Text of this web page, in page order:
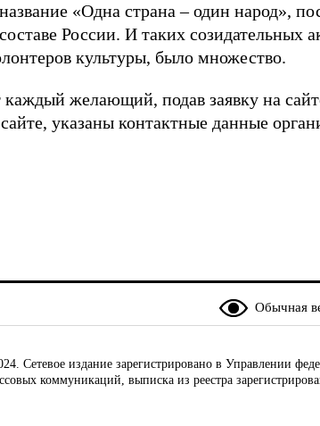
«Одна страна – один народ»,
России. И таких созидательных
культуры, было множество.
желающий, подав заявку на
указаны контактные данные
Обычная
издание зарегистрировано в Управлении
коммуникаций, выписка из реестра